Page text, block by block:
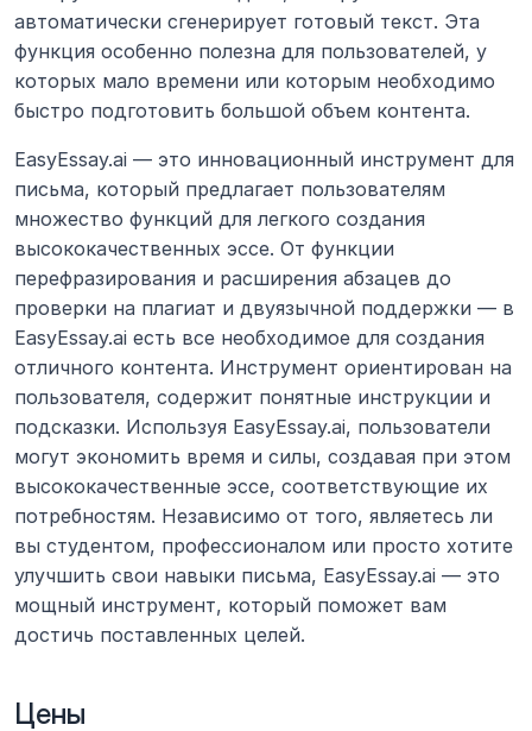
автоматически сгенерирует готовый текст. Эта
функция особенно полезна для пользователей, у
которых мало времени или которым необходимо
быстро подготовить большой объем контента.
EasyEssay.ai — это инновационный инструмент для
письма, который предлагает пользователям
множество функций для легкого создания
высококачественных эссе. От функции
перефразирования и расширения абзацев до
проверки на плагиат и двуязычной поддержки — в
EasyEssay.ai есть все необходимое для создания
отличного контента. Инструмент ориентирован на
пользователя, содержит понятные инструкции и
подсказки. Используя EasyEssay.ai, пользователи
могут экономить время и силы, создавая при этом
высококачественные эссе, соответствующие их
потребностям. Независимо от того, являетесь ли
вы студентом, профессионалом или просто хотите
улучшить свои навыки письма, EasyEssay.ai — это
мощный инструмент, который поможет вам
достичь поставленных целей.
Цены